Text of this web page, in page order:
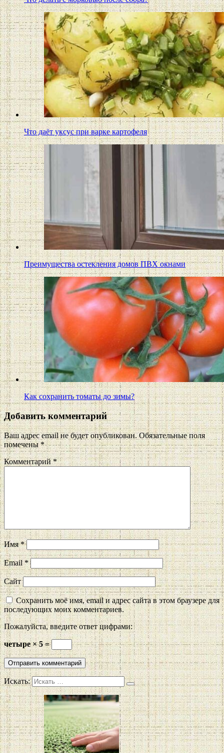
Что даёт уксус при варке картофеля
Преимущества остекления домов ПВХ окнами
Как сохранить томаты до зимы?
Добавить комментарий
Ваш адрес email не будет опубликован. Обязательные поля
помечены*
Комментарий*
Имя*
Email*
Сайт
Сохранить моё имя, email и адрес сайта в этом браузере для
последующих моих комментариев.
Пожалуйста, введите ответ цифрами:
четыре × 5 =
Искать: